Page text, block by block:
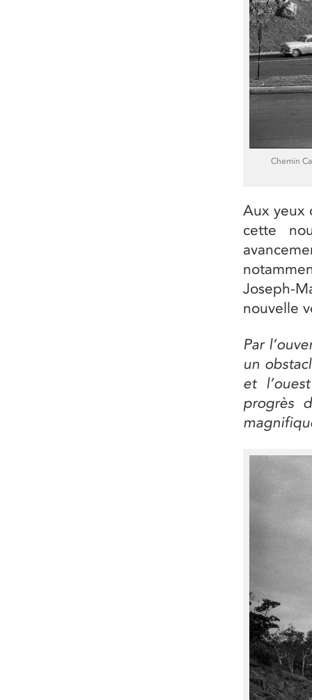
Chemin
Aux yeux
cette
Joseph-
nouvelle
Par
un
et
progrès